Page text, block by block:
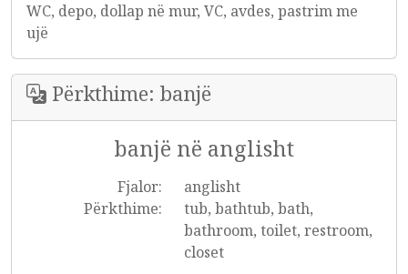
WC, depo, dollap në mur, VC, avdes, pastrim me
ujë
Përkthime: banjë
banjë në anglisht
Fjalor:
anglisht
Përkthime:
tub, bathtub, bath,
bathroom, toilet, restroom,
closet